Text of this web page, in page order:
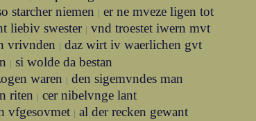
starcher niemen | er ne mveze ligen tot
liebiv swester | vnd troestet iwern mvt
vrivnden | daz wirt iv waerlichen gvt
| si wolde da bestan
waren | den sigemvndes man
riten | cer nibelvnge lant
vfgesovmet | al der recken gewant